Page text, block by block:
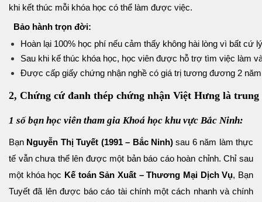
khi kết thúc mỗi khóa học có thể làm được việc.
Bảo hành trọn đời:
Hoàn lại 100% học phí nếu cảm thấy không hài lòng vì bất cứ
Sau khi kế thúc khóa học, học viên được hỗ trợ tìm việc làm
Được cấp giấy chứng nhận nghề có giá trị tương đương 2
2, Chứng cứ đanh thép chứng nhận Việt Hưng là
1 số bạn học viên tham gia Khoá học khu vực Bắc Ninh:
Bạn Nguyễn Thị Tuyết (1991 – Bắc Ninh)sau 6 năm làm thực
tế vẫn chưa thể lên được một bản báo cáo hoàn chỉnh. Chỉ sau
một khóa học Kế toán Sản Xuất – Thương Mại Dịch Vụ, Bạn
Tuyết đã lên được báo cáo tài chính một cách nhanh và chính